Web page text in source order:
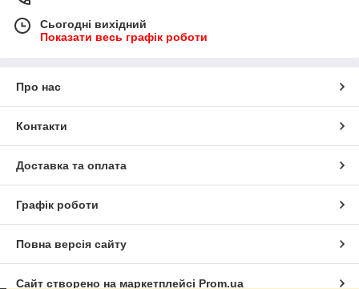
Сьогодні вихідний
Показати весь графік роботи
Про нас
Контакти
Доставка та оплата
Графік роботи
Повна версія сайту
Сайт створено на маркетплейсі Prom.ua